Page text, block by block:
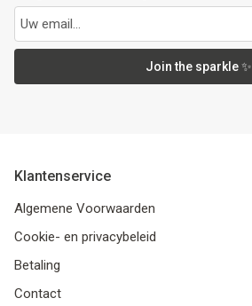
Join the sparkle ✨
Klantenservice
Algemene Voorwaarden
Cookie- en privacybeleid
Betaling
Contact